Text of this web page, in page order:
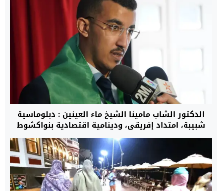
الدكتور الشاب مامينا الشيخ ماء العينين : دبلوماسية
شبيبة، امتداد إفريقي، ودينامية اقتصادية بنواكشوط